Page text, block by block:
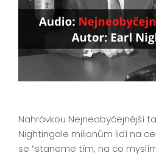
Nahrávkou Nejneobyčejnější
Nightingale milionům lidí na
se “staneme tím, na co